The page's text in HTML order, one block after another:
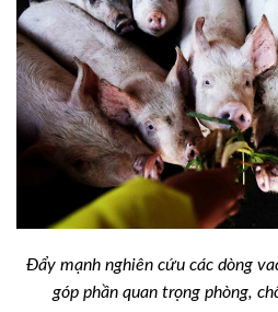
Đẩy mạnh nghiên cứu các dòng
góp phần quan trọng phòng,